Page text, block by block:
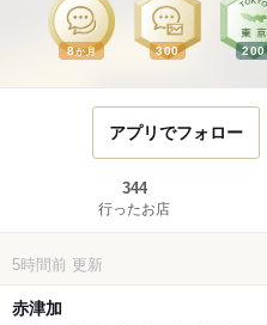
8か月 300 200
アプリでフォロー
344
行ったお店
5時間前 更新
赤津加